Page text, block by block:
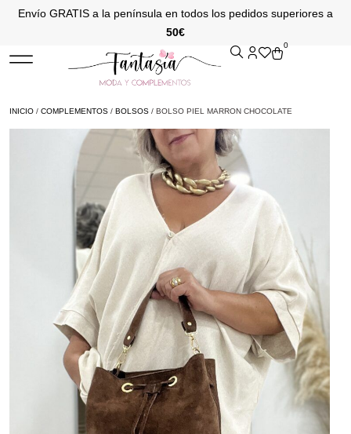
Envío GRATIS a la península en todos los pedidos superiores a
50€
0
INICIO / COMPLEMENTOS / BOLSOS / BOLSO PIEL MARRON CHOCOLATE